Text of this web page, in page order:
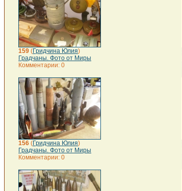
159 (Гридчина Юлия)
Градчаны. Фото от Миры
Комментарии: 0
156 (Гридчина Юлия)
Градчаны. Фото от Миры
Комментарии: 0